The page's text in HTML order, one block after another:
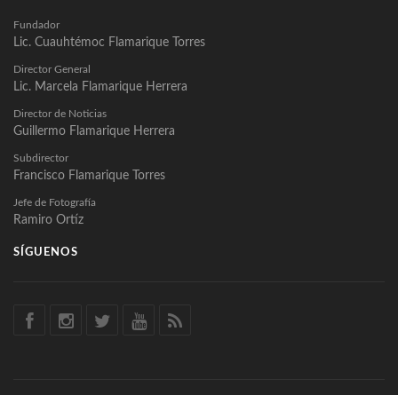
Fundador
Lic. Cuauhtémoc Flamarique Torres
Director General
Lic. Marcela Flamarique Herrera
Director de Noticias
Guillermo Flamarique Herrera
Subdirector
Francisco Flamarique Torres
Jefe de Fotografía
Ramiro Ortíz
SÍGUENOS